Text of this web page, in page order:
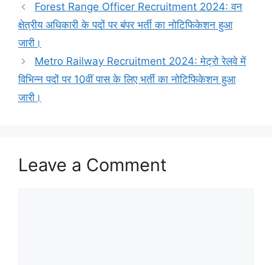
Forest Range Officer Recruitment 2024: वन
क्षेत्रीय अधिकारी के पदों पर बंपर भर्ती का नोटिफिकेशन हुआ
जारी।
Metro Railway Recruitment 2024: मेट्रो रेलवे में
विभिन्न पदों पर 10वीं पास के लिए भर्ती का नोटिफिकेशन हुआ
जारी।
Leave a Comment